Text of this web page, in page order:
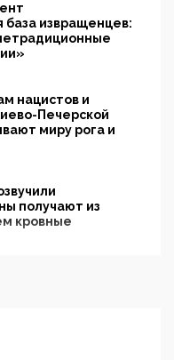
база извращенцев:
нацистов и
Печерской
миру рога и
получают из
кровные